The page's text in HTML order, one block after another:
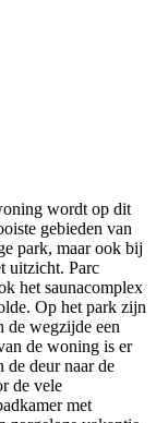
wordt op dit
gebieden van
park, maar ook bij
uitzicht. Parc
het saunacomplex
Op het park zijn
de wegzijde een
de woning is er
de deur naar de
de vele
met